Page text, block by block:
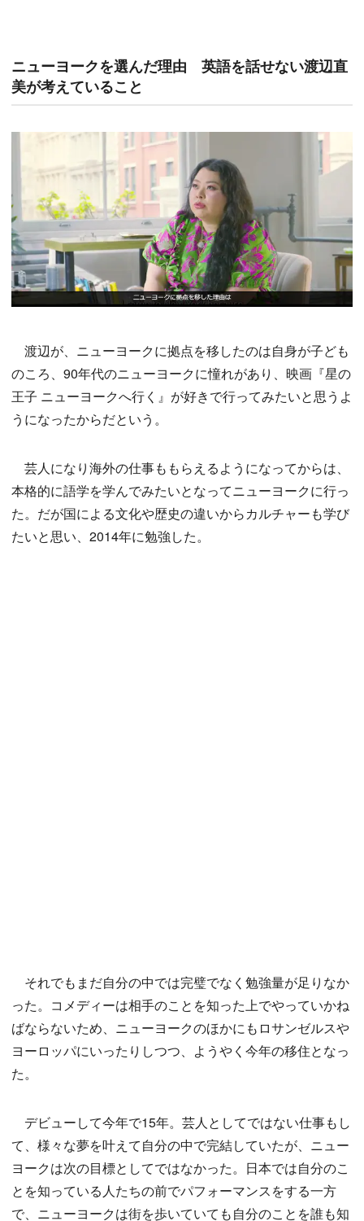
ニューヨークを選んだ理由 英語を話せない渡辺直
美が考えていること
渡辺が、ニューヨークに拠点を移したのは自身が子ども
のころ、90年代のニューヨークに憧れがあり、映画『星の
王子 ニューヨークへ行く』が好きで行ってみたいと思うよ
うになったからだという。
芸人になり海外の仕事ももらえるようになってからは、
本格的に語学を学んでみたいとなってニューヨークに行っ
た。だが国による文化や歴史の違いからカルチャーも学び
たいと思い、2014年に勉強した。
それでもまだ自分の中では完璧でなく勉強量が足りなか
った。コメディーは相手のことを知った上でやっていかね
ばならないため、ニューヨークのほかにもロサンゼルスや
ヨーロッパにいったりしつつ、ようやく今年の移住となっ
た。
デビューして今年で15年。芸人としてではない仕事もし
て、様々な夢を叶えて自分の中で完結していたが、ニュー
ヨークは次の目標としてではなかった。日本では自分のこ
とを知っている人たちの前でパフォーマンスをする一方
で、ニューヨークは街を歩いていても自分のことを誰も知